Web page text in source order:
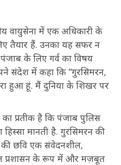
वायुसेना में एक अधिकारी के
तैयार हैं. उनका यह सफर न
के लिए गर्व का विषय
संदेश में कहा कि “गुरसिमरन,
हुआ हूं. मैं दुनिया के शिखर पर
प्रतीक है कि पंजाब पुलिस
मानती है. गुरसिमरन की
छवि एक संवेदनशील,
प्रशासन के रूप में और मज़बूत